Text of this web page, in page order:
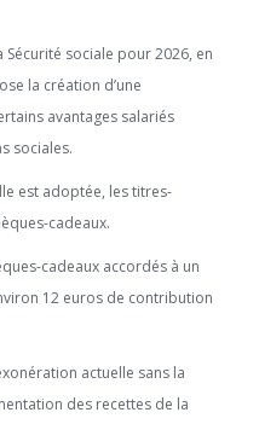
sociale pour 2026, en
la création d’une
avantages salariés
sociales.
est adoptée, les titres-
cadeaux.
cadeaux accordés à un
12 euros de contribution
actuelle sans la
des recettes de la